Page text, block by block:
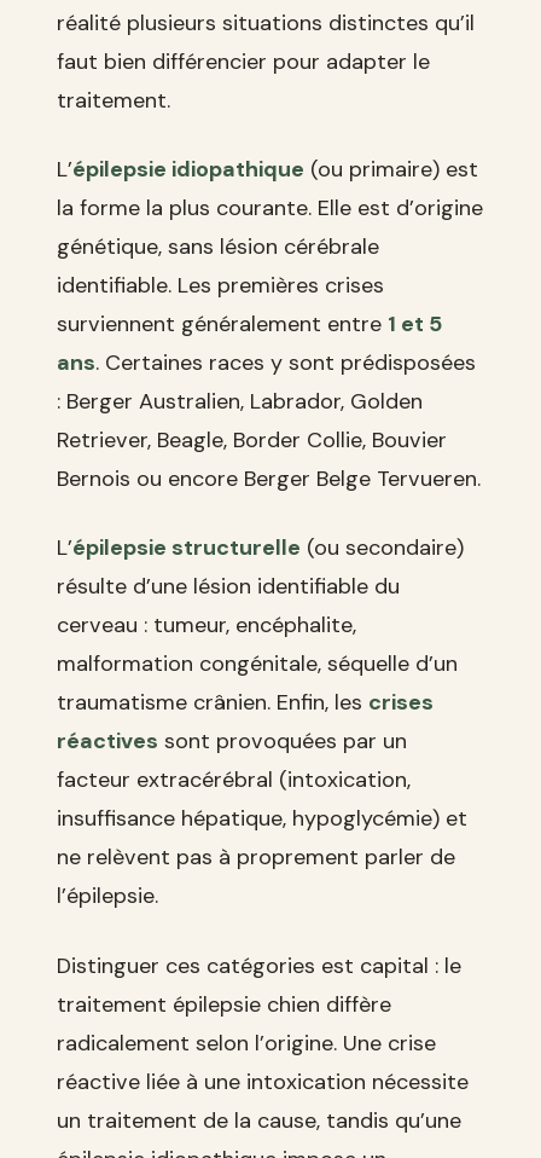
réalité plusieurs situations distinctes qu’il
faut bien différencier pour adapter le
traitement.
L’épilepsie idiopathique (ou primaire) est
la forme la plus courante. Elle est d’origine
génétique, sans lésion cérébrale
identifiable. Les premières crises
surviennent généralement entre 1 et 5
ans. Certaines races y sont prédisposées
: Berger Australien, Labrador, Golden
Retriever, Beagle, Border Collie, Bouvier
Bernois ou encore Berger Belge Tervueren.
L’épilepsie structurelle (ou secondaire)
résulte d’une lésion identifiable du
cerveau : tumeur, encéphalite,
malformation congénitale, séquelle d’un
traumatisme crânien. Enfin, les crises
réactives sont provoquées par un
facteur extracérébral (intoxication,
insuffisance hépatique, hypoglycémie) et
ne relèvent pas à proprement parler de
l’épilepsie.
Distinguer ces catégories est capital : le
traitement épilepsie chien diffère
radicalement selon l’origine. Une crise
réactive liée à une intoxication nécessite
un traitement de la cause, tandis qu’une